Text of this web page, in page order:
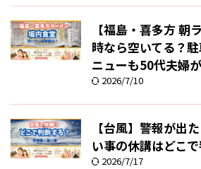
【福島・喜多方 朝
時なら空いてる？
ニューも50代夫婦
2026/7/10
【台風】警報が出
い事の休講はどこ
2026/7/17